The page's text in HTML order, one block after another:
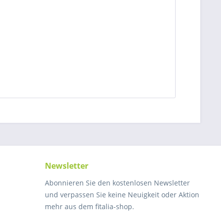
Newsletter
Abonnieren Sie den kostenlosen Newsletter
und verpassen Sie keine Neuigkeit oder Aktion
mehr aus dem fitalia-shop.